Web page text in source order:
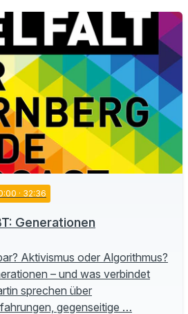
· 32:36
Generationen
Aktivismus oder Algorithmus?
– und was verbindet
sprechen über
gegenseitige …